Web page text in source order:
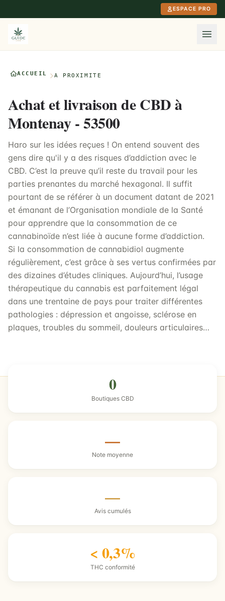
ESPACE PRO
ACCUEIL À PROXIMITÉ
Achat et livraison de CBD à
Montenay - 53500
Haro sur les idées reçues ! On entend souvent des
gens dire qu'il y a des risques d’addiction avec le
CBD. C’est la preuve qu’il reste du travail pour les
parties prenantes du marché hexagonal. Il suffit
pourtant de se référer à un document datant de 2021
et émanant de l’Organisation mondiale de la Santé
pour apprendre que la consommation de ce
cannabinoïde n’est liée à aucune forme d’addiction.
Si la consommation de cannabidiol augmente
régulièrement, c’est grâce à ses vertus confirmées par
des dizaines d’études cliniques. Aujourd’hui, l’usage
thérapeutique du cannabis est parfaitement légal
dans une trentaine de pays pour traiter différentes
pathologies : dépression et angoisse, sclérose en
plaques, troubles du sommeil, douleurs articulaires…
0
Boutiques CBD
—
Note moyenne
—
Avis cumulés
< 0,3%
THC conformité